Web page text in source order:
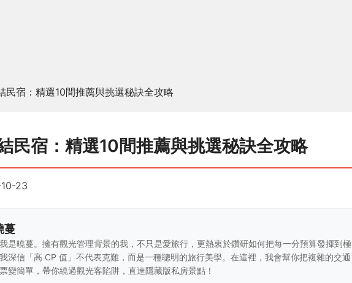
民宿：精選10間推薦與挑選秘訣全攻略
民宿：精選10間推薦與挑選秘訣全攻略
23
蔓
是曉蔓。擁有觀光管理背景的我，不只是愛旅行，更熱衷於鑽研如何把每一分預算發揮到極
深信「高 CP 值」不代表克難，而是一種聰明的旅行美學。在這裡，我會幫你把複雜的交通
變簡單，帶你繞過觀光客陷阱，直達隱藏版私房景點！